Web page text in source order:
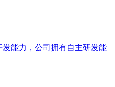
能力，公司拥有自主研发能